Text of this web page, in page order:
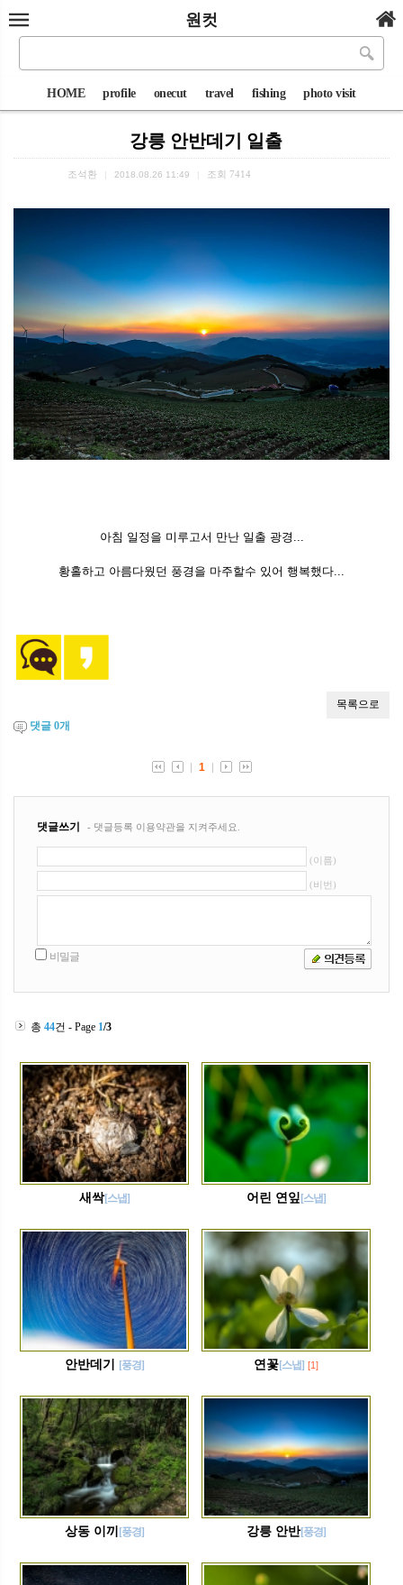
원컷
HOME profile onecut travel fishing photo visit
강릉 안반데기 일출
조석환 2018.08.26 11:49 조회 7414
아침 일정을 미루고서 만난 일출 광경...
황홀하고 아름다웠던 풍경을 마주할수 있어 행복했다...
댓글 0개
총 44건 - Page 1/3
새싹[스냅] 어린 연잎[스냅]
안반데기 [풍경] 연꽃[스냅] [1]
상동 이끼 [풍경] 강릉 안반[풍경]